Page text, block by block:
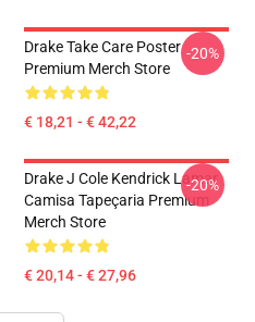
Drake Take Care Poster
Premium Merch Store
€ 18,21 - € 42,22
-20%
Drake J Cole Kendrick Lamar
Camisa Tapeçaria Premium
Merch Store
€ 20,14 - € 27,96
-20%